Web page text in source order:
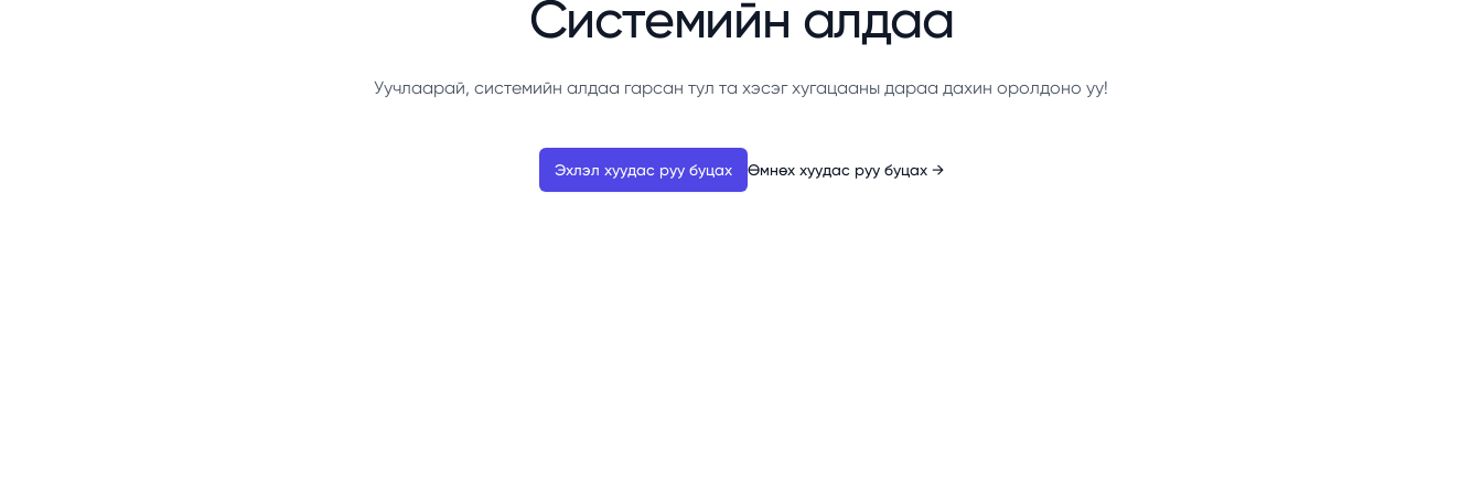
Системийн алдаа
Уучлаарай, системийн алдаа гарсан тул та хэсэг хугацааны дараа дахин оролдоно уу!
Эхлэл хуудас руу буцах Өмнөх хуудас руу буцах →